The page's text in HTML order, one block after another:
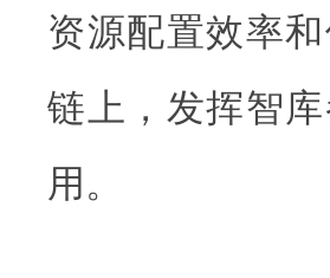
资源配置效率
链上，发挥智
用。